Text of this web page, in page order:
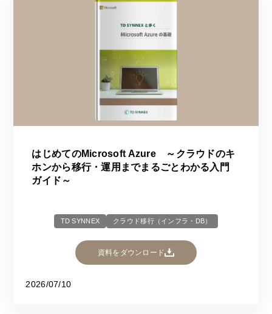
はじめてのMicrosoft Azure ～クラウドのキ
ホンから移行・運用までまるごとわかる入門
ガイド～
TD SYNNEX クラウド移行（インフラ・DB）
資料をダウンロード
2026/07/10